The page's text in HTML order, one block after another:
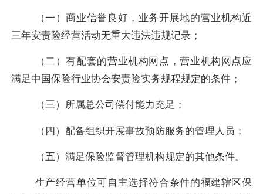
（一）商业信誉良好，业务开展地的营业机构近
三年安责险经营活动无重大违法违规记录；
（二）有配套的营业机构网点，营业机构网点应
满足中国保险行业协会安责险实务规程规定的条件；
（三）所属总公司偿付能力充足；
（四）配备组织开展事故预防服务的管理人员；
（五）满足保险监督管理机构规定的其他条件。
生产经营单位可自主选择符合条件的福建辖区保